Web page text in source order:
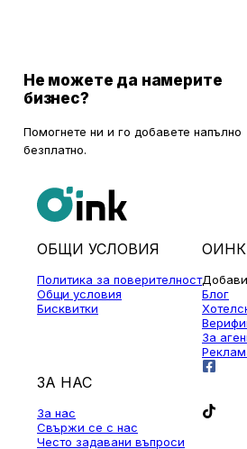
Не можете да намерите
бизнес?
Помогнете ни и го добавете напълно
безплатно.
ОБЩИ УСЛОВИЯ
Политика за поверителност
Общи условия
Бисквитки
ОИНК
Блог
За
ЗА НАС
За нас
Свържи се с нас
Често задавани въпроси